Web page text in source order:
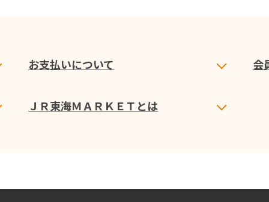
お支払いについて 会
ＪＲ東海ＭＡＲＫＥＴとは